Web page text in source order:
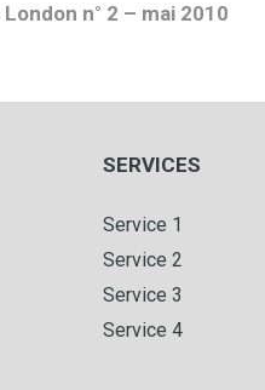
n° 2 – mai 2010
SERVICES
Service 1
Service 2
Service 3
Service 4